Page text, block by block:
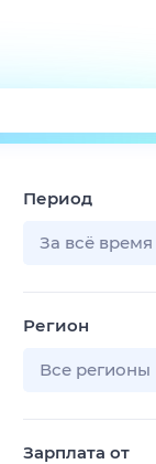
Поиск
ТВ-программа
Период
За всё время
Регион
Все регионы
Зарплата от